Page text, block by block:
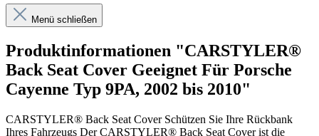
Menü schließen
Produktinformationen "CARSTYLER®
Back Seat Cover Geeignet Für Porsche
Cayenne Typ 9PA, 2002 bis 2010"
CARSTYLER® Back Seat Cover Schützen Sie Ihre Rückbank
Ihres Fahrzeugs Der CARSTYLER® Back Seat Cover ist die